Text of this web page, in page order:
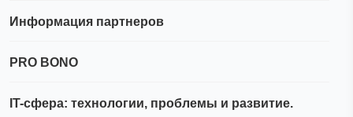
Информация партнеров
PRO BONO
IT-сфера: технологии, проблемы и развитие.